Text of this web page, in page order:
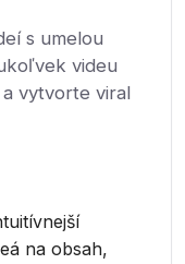
s umelou
videu
a vytvorte viral
na obsah,